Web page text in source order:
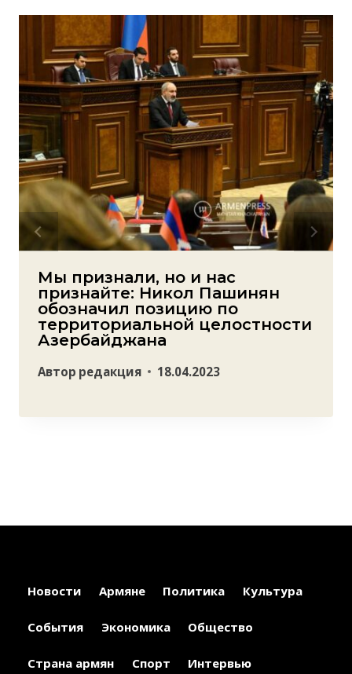
Мы признали, но и нас
признайте: Никол Пашинян
обозначил позицию по
территориальной целостности
Азербайджана
Автор редакция 18.04.2023
Новости Армяне Политика Культура
События Экономика Общество
Страна армян Спорт Интервью